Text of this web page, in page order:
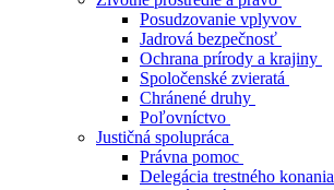
Posudzovanie vplyvov
Jadrová bezpečnosť
Ochrana prírody a krajiny
Spoločenské zvieratá
Chránené druhy
Poľovníctvo
Justičná spolupráca
Právna pomoc
Delegácia trestného konania